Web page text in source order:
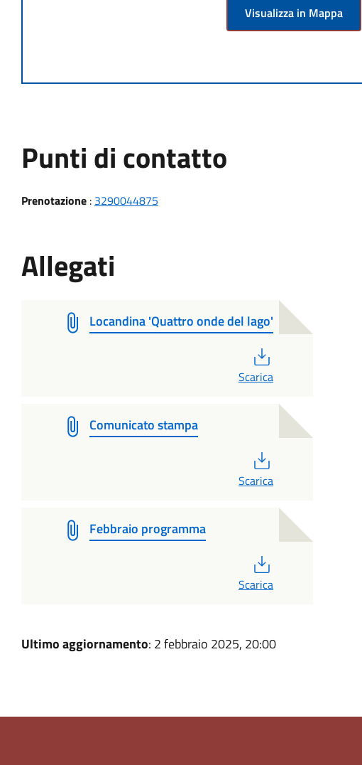
Visualizza in Mappa
Punti di contatto
Prenotazione: 3290044875
Allegati
Locandina 'Quattro onde del lago'
Scarica
Comunicato stampa
Scarica
Febbraio programma
Scarica
Ultimo aggiornamento: 2 febbraio 2025, 20:00